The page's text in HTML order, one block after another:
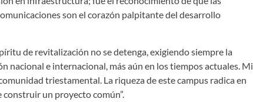
son el corazón palpitante del desarrollo
de revitalización no se detenga, exigiendo siempre la
nacional e internacional, más aún en los tiempos actuales. Mi
triestamental. La riqueza de este campus radica en
un proyecto común”.